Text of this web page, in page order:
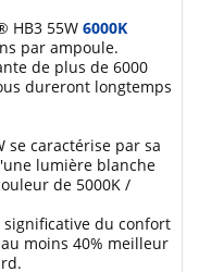
HB3 55W 6000K
par ampoule.
de plus de 6000
dureront longtemps
se caractérise par sa
lumière blanche
de 5000K /
significative du confort
moins 40% meilleur